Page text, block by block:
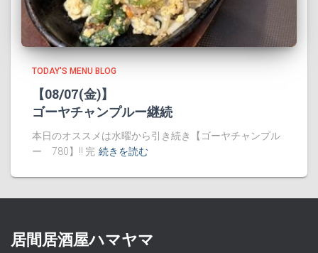
TODAY'S MENU BLOG
【08/07(金)】
ゴーヤチャンプルー継続
本日のオススメは水曜から引き続き【ゴーヤチャンプル
ー 780】!! 完 続きを読む
居間居酒屋ハマヤマ